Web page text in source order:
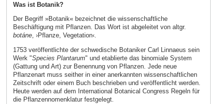
Was ist Botanik?
Der Begriff »Botanik« bezeichnet die wissenschaftliche
Beschäftigung mit Pflanzen. Das Wort ist abgeleitet von altgr.
botáne, ›Pflanze, Vegetation‹.
1753 veröffentlichte der schwedische Botaniker Carl Linnaeus sein
Werk "Species Plantarum" und etablierte das binomiale System
(Gattung und Art) zur Benennung von Pflanzen. Jede neue
Pflanzenart muss seither in einer anerkannten wissenschaftlichen
Zeitschrift oder einem Buch beschrieben und veröffentlicht werden.
Heute werden auf dem International Botanical Congress Regeln für
die Pflanzennomenklatur festgelegt.